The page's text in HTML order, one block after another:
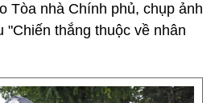
Tòa nhà Chính phủ, chụp ảnh
"Chiến thắng thuộc về nhân